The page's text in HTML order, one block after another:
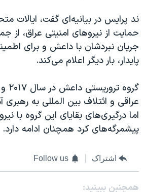
ند پرایس در بیانیه‌ای گفت، ایالات
حمایت از نیروهای امنیتی عراق، از
جریان نبردشان با داعش و برای
پایدار، بار دیگر اعلام می‌کند.
عراقی و ائتلاف بین المللی به
اما درگیری‌های بقایای این گروه با
پیشمرگه‌های کرد همچنان ادامه دارد.
اشتراک Follow us
همچنبن ببینید: